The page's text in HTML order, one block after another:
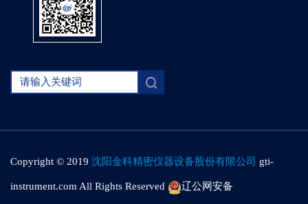
Copyright © 2019 沈阳金科精密仪器设备股份有限公司 gti-
instrument.com All Rights Reserved 辽公网安备